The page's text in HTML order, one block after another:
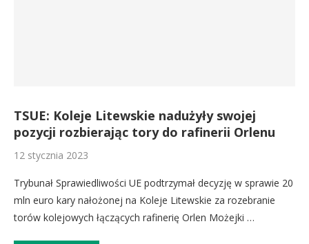
TSUE: Koleje Litewskie nadużyły swojej
pozycji rozbierając tory do rafinerii Orlenu
12 stycznia 2023
Trybunał Sprawiedliwości UE podtrzymał decyzję w sprawie 20
mln euro kary nałożonej na Koleje Litewskie za rozebranie
torów kolejowych łączących rafinerię Orlen Możejki …